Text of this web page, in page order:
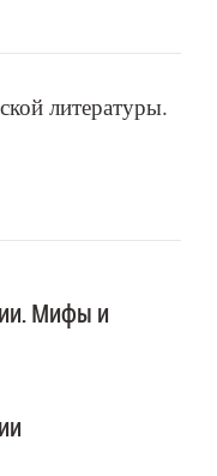
литературы.
Мифы и